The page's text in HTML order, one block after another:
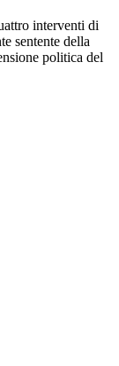
interventi di
sentente della
politica del